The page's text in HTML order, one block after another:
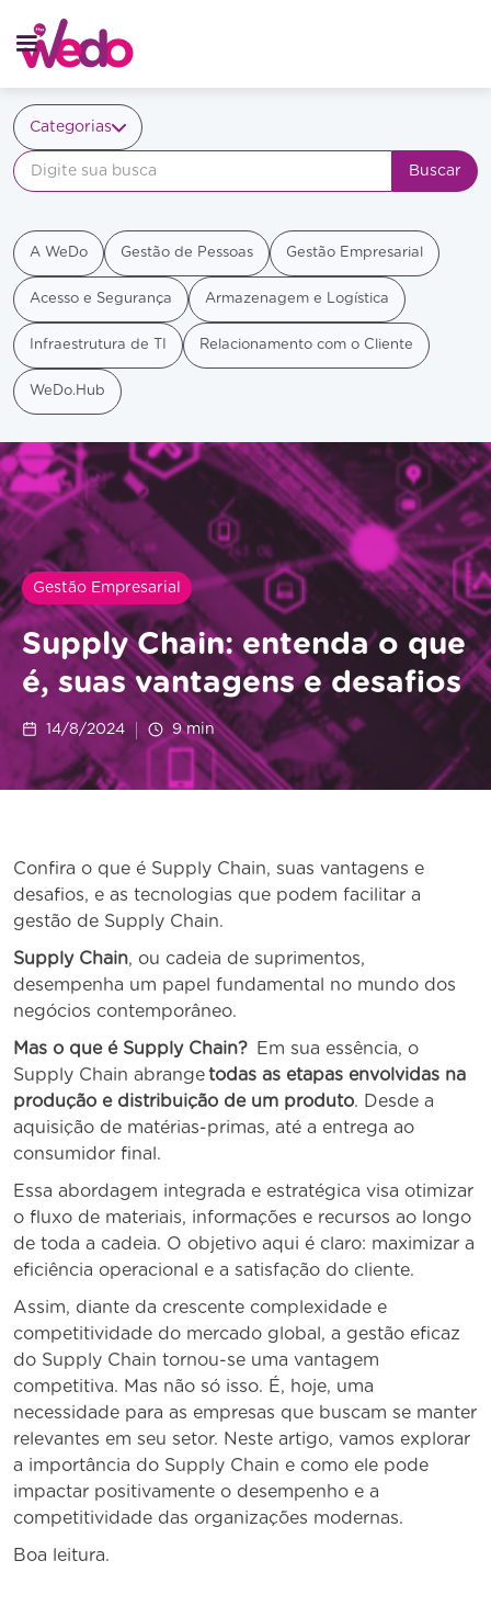
Categorias
A WeDo Gestão de Pessoas Gestão Empresarial
Acesso e Segurança Armazenagem e Logística
Infraestrutura de TI Relacionamento com o Cliente
WeDo.Hub
Gestão Empresarial
Supply Chain: entenda o que
é, suas vantagens e desafios
14/8/2024 9min
Confira o que é Supply Chain, suas vantagens e
desafios, e as tecnologias que podem facilitar a
gestão de Supply Chain.
Supply Chain, ou cadeia de suprimentos,
desempenha um papel fundamental no mundo dos
negócios contemporâneo.
Mas o que é Supply Chain?
Em sua essência, o
Supply Chain abrangetodas as etapas envolvidas na
produção e distribuição de um produto. Desde a
aquisição de matérias-primas, até a entrega ao
consumidor final.
Essa abordagem integrada e estratégica visa otimizar
o fluxo de materiais, informações e recursos ao longo
de toda a cadeia. O objetivo aqui é claro: maximizar a
eficiência operacional e a satisfação do cliente.
Assim, diante da crescente complexidade e
competitividade do mercado global, a gestão eficaz
do Supply Chain tornou-se uma vantagem
competitiva. Mas não só isso. É, hoje, uma
necessidade para as empresas que buscam se manter
relevantes em seu setor. Neste artigo, vamos explorar
a importância do Supply Chain e como ele pode
impactar positivamente o desempenho e a
competitividade das organizações modernas.
Boa leitura.